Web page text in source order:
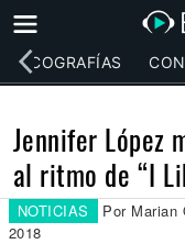
DISCOGRAFÍAS
Jennifer López
al ritmo de “I
NOTICIAS
Por Marian
2018